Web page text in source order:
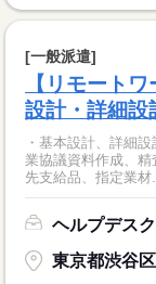
[一般派遣]
【リモート
設計・詳細設
・基本設計、詳細
業協議資料作成、
先支給品、指定業材...
ヘルプデス
東京都渋谷